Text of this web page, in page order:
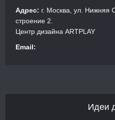
Адрес: г. Москва, ул. Нижняя
строение 2.
Центр дизайна ARTPLAY
Email:
Идеи